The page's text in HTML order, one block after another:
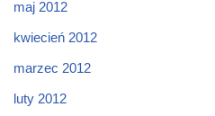
maj 2012
kwiecień 2012
marzec 2012
luty 2012